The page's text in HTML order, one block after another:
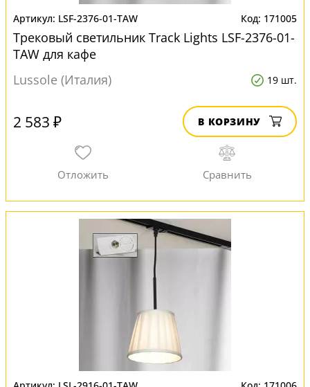
LSF-2376-01-TAW 171005
Трековый светильник Track Lights LSF-2376-01-
TAW для кафе
Lussole (Италия)
19 шт.
2 583 ₽ В КОРЗИНУ